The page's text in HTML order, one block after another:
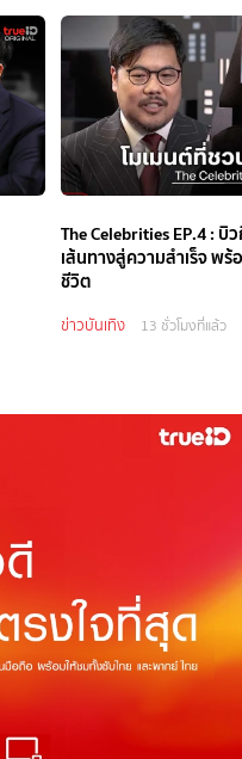
The Celebrities EP.4 :
เส้นทางสู่ความสำเร็จ พร้
ชีวิต
ข่าวบันเทิง 13 ชั่วโมงที่แล้ว